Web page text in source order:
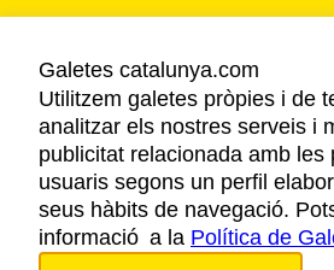
AVÍS LEGAL
POLÍTICA DE
COOKIES
ACCESSIBILITAT
Galetes catalunya.com
Utilitzem galetes pròpies i de
analitzar els nostres serveis i
publicitat relacionada amb les
usuaris segons un perfil
seus hàbits de navegació.
informació a la Política de